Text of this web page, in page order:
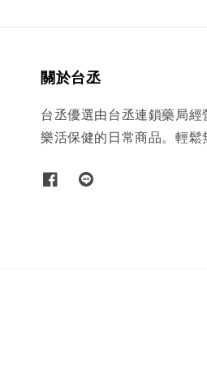
關於台丞
台丞優選由台丞連鎖藥局
樂活保健的日常商品。輕鬆